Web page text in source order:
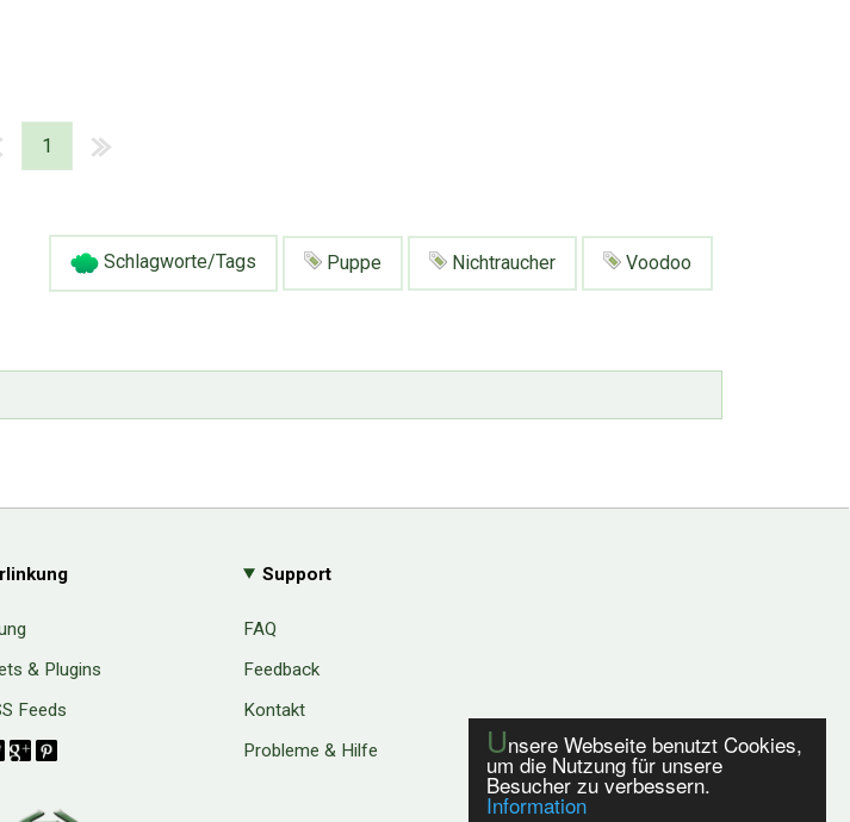
Unsere Webseite benutzt Cookies,
um die Nutzung für unsere
Besucher zu verbessern.
Information
1
Schlagworte/Tags Puppe Nichtraucher Voodoo
& Plugins
Feeds
Support
FAQ
Feedback
Kontakt
Probleme & Hilfe